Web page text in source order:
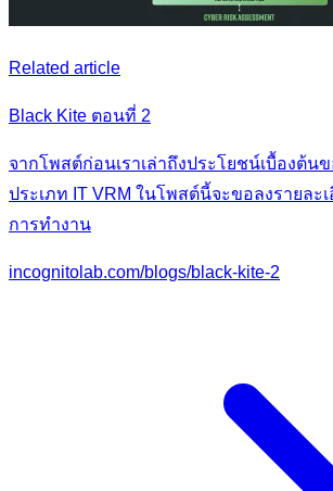
Related article
Black Kite ตอนที่ 2
จากโพสต์ก่อนเราเล่าถึงประโยชน์เบื้องต้นข
ประเภท IT VRM ในโพสต์นี้จะขอลงรายละ
การทำงาน
incognitolab.com/blogs/black-kite-2